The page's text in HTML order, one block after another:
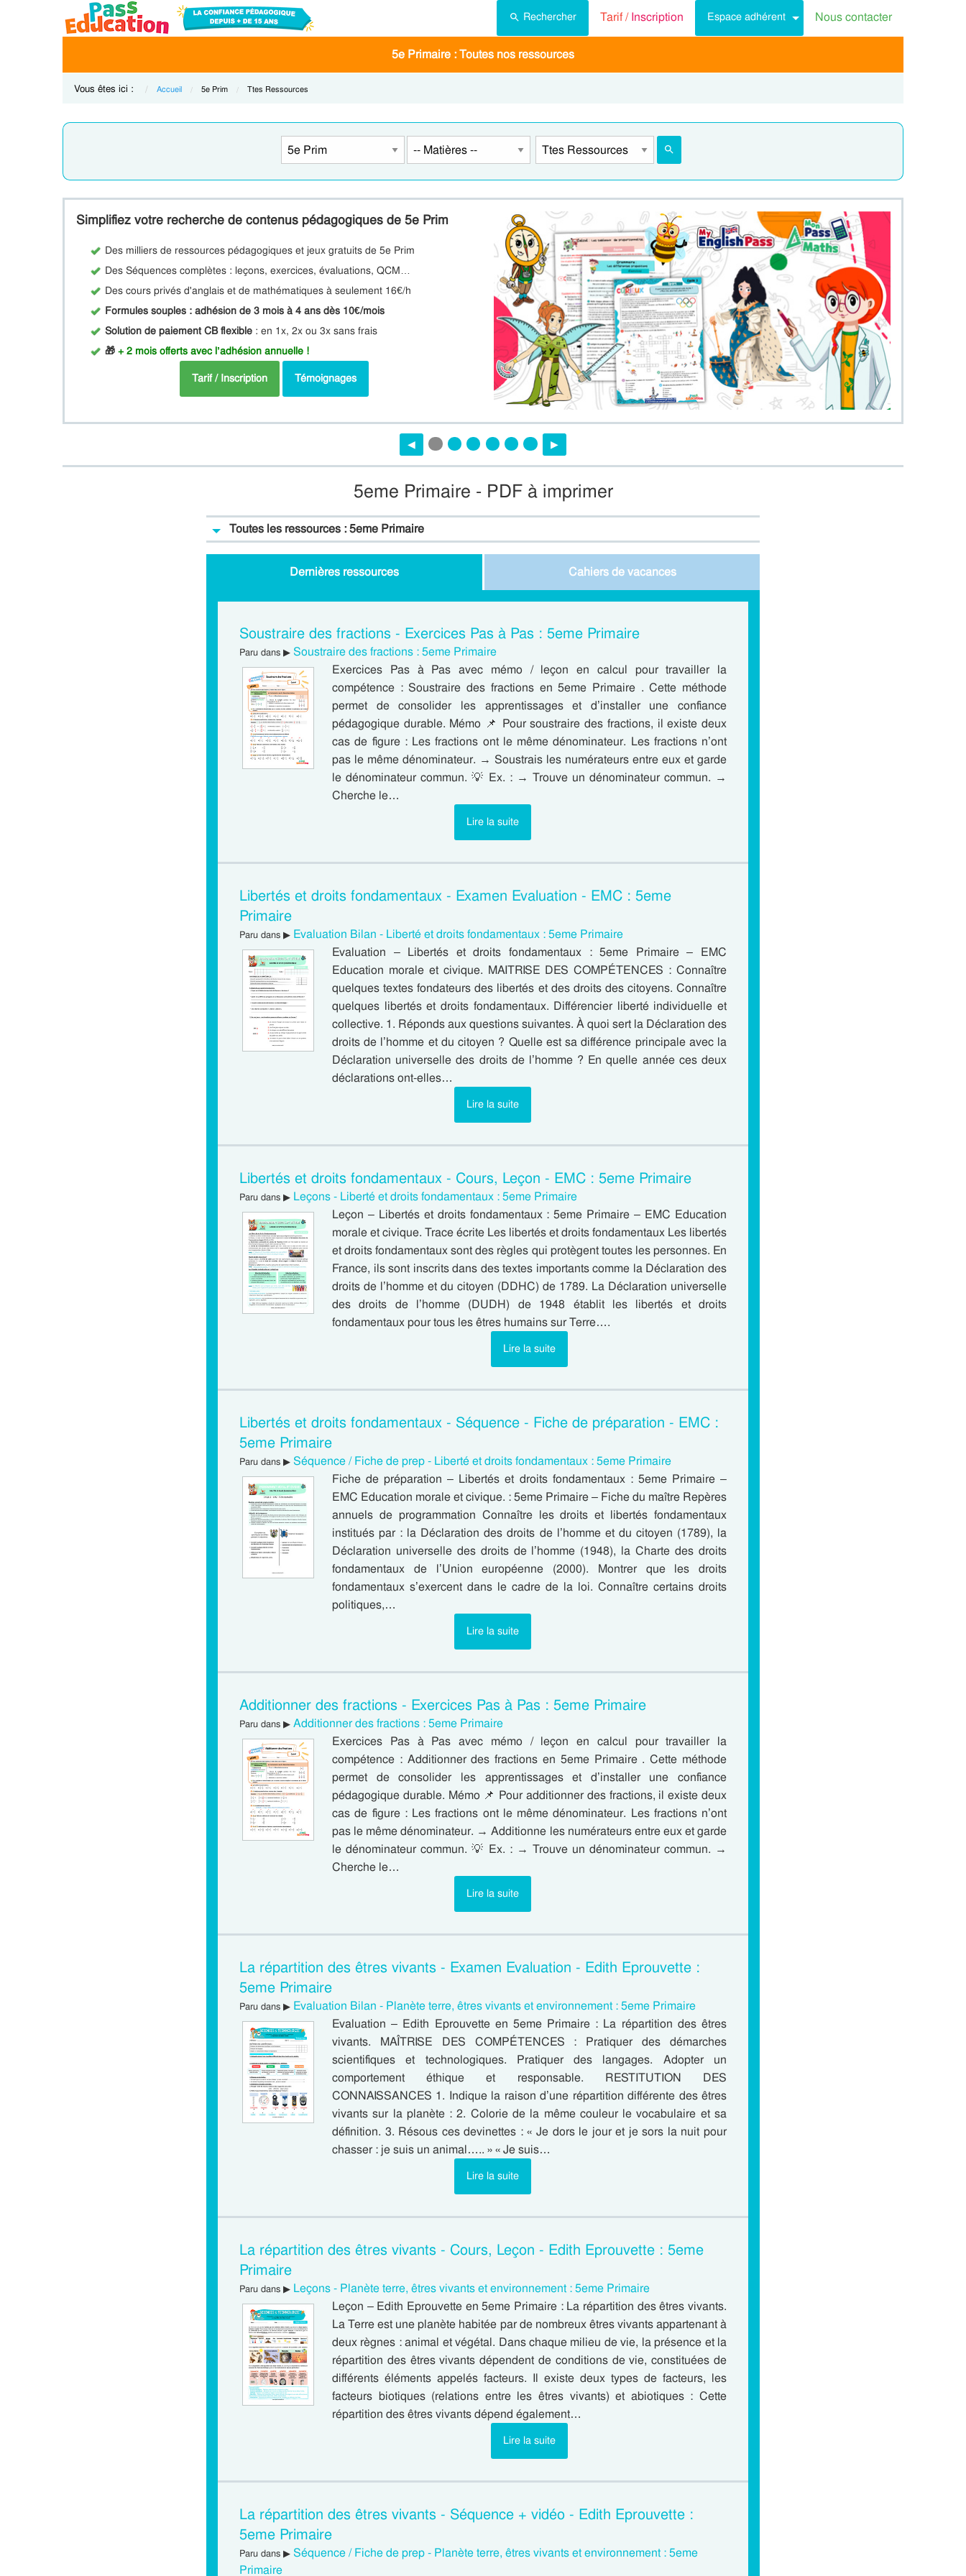
Rechercher Tarif /Inscription Espace adhérent Nous contacter
5e Primaire : Toutes nos ressources
Vous êtes ici : Accueil Current:
5e Prim Current:
Ttes Ressources
Simplifiez votre recherche de contenus pédagogiques de 5e Prim
Des milliers de ressources pédagogiques et jeux gratuits de 5e Prim
Des Séquences complètes : leçons, exercices, évaluations, QCM…
Des cours privés d'anglais et de mathématiques à seulement 16€/h
Formules souples : adhésion de 3 mois à 4 ans dès 10€/mois
Solution de paiement CB flexible : en 1x, 2x ou 3x sans frais
🎁+ 2 mois offerts avec l’adhésion annuelle !
Tarif / Inscription Témoignages
◀︎ ▶︎
5eme Primaire - PDF à imprimer
Toutes les ressources : 5eme Primaire
Dernières ressources Cahiers de vacances
Soustraire des fractions - Exercices Pas à Pas : 5eme Primaire
Paru dans ▶ Soustraire des fractions : 5eme Primaire
Exercices Pas à Pas avec mémo / leçon en calcul pour travailler la
compétence : Soustraire des fractions en 5eme Primaire . Cette méthode
permet de consolider les apprentissages et d’installer une confiance
pédagogique durable. Mémo 📌 Pour soustraire des fractions, il existe deux
cas de figure : Les fractions ont le même dénominateur. Les fractions n’ont
pas le même dénominateur. → Soustrais les numérateurs entre eux et garde
le dénominateur commun. 💡 Ex. : → Trouve un dénominateur commun. →
Cherche le…
Lire la suite
Libertés et droits fondamentaux - Examen Evaluation - EMC : 5eme
Primaire
Paru dans ▶ Evaluation Bilan - Liberté et droits fondamentaux : 5eme Primaire
Evaluation – Libertés et droits fondamentaux : 5eme Primaire – EMC
Education morale et civique. MAITRISE DES COMPÉTENCES : Connaître
quelques textes fondateurs des libertés et des droits des citoyens. Connaître
quelques libertés et droits fondamentaux. Différencier liberté individuelle et
collective. 1. Réponds aux questions suivantes. À quoi sert la Déclaration des
droits de l’homme et du citoyen ? Quelle est sa différence principale avec la
Déclaration universelle des droits de l’homme ? En quelle année ces deux
déclarations ont-elles…
Lire la suite
Libertés et droits fondamentaux - Cours, Leçon - EMC : 5eme Primaire
Paru dans ▶ Leçons - Liberté et droits fondamentaux : 5eme Primaire
Leçon – Libertés et droits fondamentaux : 5eme Primaire – EMC Education
morale et civique. Trace écrite Les libertés et droits fondamentaux Les libertés
et droits fondamentaux sont des règles qui protègent toutes les personnes. En
France, ils sont inscrits dans des textes importants comme la Déclaration des
droits de l’homme et du citoyen (DDHC) de 1789. La Déclaration universelle
des droits de l’homme (DUDH) de 1948 établit les libertés et droits
fondamentaux pour tous les êtres humains sur Terre….
Lire la suite
Libertés et droits fondamentaux - Séquence - Fiche de préparation - EMC :
5eme Primaire
Paru dans ▶ Séquence / Fiche de prep - Liberté et droits fondamentaux : 5eme Primaire
Fiche de préparation – Libertés et droits fondamentaux : 5eme Primaire –
EMC Education morale et civique. : 5eme Primaire – Fiche du maître Repères
annuels de programmation Connaître les droits et libertés fondamentaux
institués par : la Déclaration des droits de l’homme et du citoyen (1789), la
Déclaration universelle des droits de l’homme (1948), la Charte des droits
fondamentaux de l’Union européenne (2000). Montrer que les droits
fondamentaux s’exercent dans le cadre de la loi. Connaître certains droits
politiques,…
Lire la suite
Additionner des fractions - Exercices Pas à Pas : 5eme Primaire
Paru dans ▶ Additionner des fractions : 5eme Primaire
Exercices Pas à Pas avec mémo / leçon en calcul pour travailler la
compétence : Additionner des fractions en 5eme Primaire . Cette méthode
permet de consolider les apprentissages et d’installer une confiance
pédagogique durable. Mémo 📌 Pour additionner des fractions, il existe deux
cas de figure : Les fractions ont le même dénominateur. Les fractions n’ont
pas le même dénominateur. → Additionne les numérateurs entre eux et garde
le dénominateur commun. 💡 Ex. : → Trouve un dénominateur commun. →
Cherche le…
Lire la suite
La répartition des êtres vivants - Examen Evaluation - Edith Eprouvette :
5eme Primaire
Paru dans ▶ Evaluation Bilan - Planète terre, êtres vivants et environnement : 5eme Primaire
Evaluation – Edith Eprouvette en 5eme Primaire : La répartition des êtres
vivants. MAÎTRISE DES COMPÉTENCES : Pratiquer des démarches
scientifiques et technologiques. Pratiquer des langages. Adopter un
comportement éthique et responsable. RESTITUTION DES
CONNAISSANCES 1. Indique la raison d’une répartition différente des êtres
vivants sur la planète : 2. Colorie de la même couleur le vocabulaire et sa
définition. 3. Résous ces devinettes : « Je dors le jour et je sors la nuit pour
chasser : je suis un animal….. » « Je suis…
Lire la suite
La répartition des êtres vivants - Cours, Leçon - Edith Eprouvette : 5eme
Primaire
Paru dans ▶ Leçons - Planète terre, êtres vivants et environnement : 5eme Primaire
Leçon – Edith Eprouvette en 5eme Primaire : La répartition des êtres vivants.
La Terre est une planète habitée par de nombreux êtres vivants appartenant à
deux règnes : animal et végétal. Dans chaque milieu de vie, la présence et la
répartition des êtres vivants dépendent de conditions de vie, constituées de
différents éléments appelés facteurs. Il existe deux types de facteurs, les
facteurs biotiques (relations entre les êtres vivants) et abiotiques : Cette
répartition des êtres vivants dépend également…
Lire la suite
La répartition des êtres vivants - Séquence + vidéo - Edith Eprouvette :
5eme Primaire
Paru dans ▶ Séquence / Fiche de prep - Planète terre, êtres vivants et environnement : 5eme
Primaire